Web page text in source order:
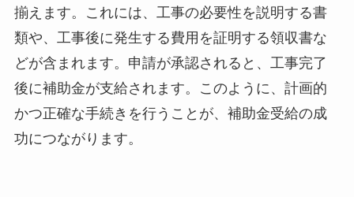
揃えます。これには、工事の必要性を説明する書
類や、工事後に発生する費用を証明する領収書な
どが含まれます。申請が承認されると、工事完了
後に補助金が支給されます。このように、計画的
かつ正確な手続きを行うことが、補助金受給の成
功につながります。